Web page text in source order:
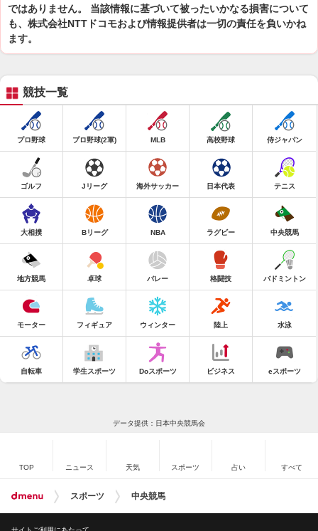
ではありません。 当該情報に基づいて被ったいかなる損害について
も、株式会社NTTドコモおよび情報提供者は一切の責任を負いかね
ます。
競技一覧
プロ野球 プロ野球(2軍) MLB 高校野球 侍ジャパン
ゴルフ Jリーグ 海外サッカー 日本代表 テニス
大相撲 Bリーグ NBA ラグビー 中央競馬
地方競馬 卓球 バレー 格闘技 バドミントン
モーター フィギュア ウィンター 陸上 水泳
自転車 学生スポーツ Doスポーツ ビジネス eスポーツ
データ提供：日本中央競馬会
TOP ニュース 天気 スポーツ 占い すべて
スポーツ 中央競馬